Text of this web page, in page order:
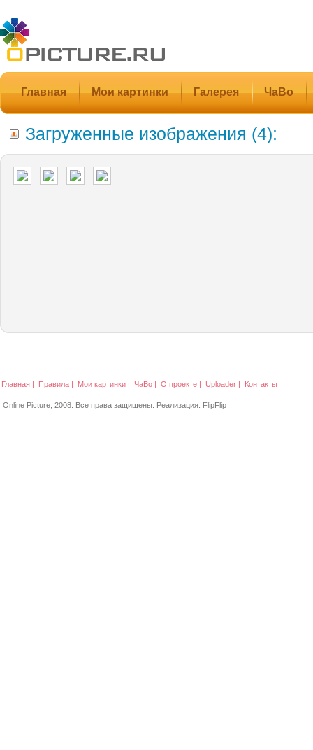
Главная Мои картинки Галерея ЧаВо
Загруженные изображения (4):
Главная | Правила | Мои картинки | ЧаВо | О проекте | Uploader | Контакты
Online Picture , 2008. Все права защищены. Реализация: FlipFlip